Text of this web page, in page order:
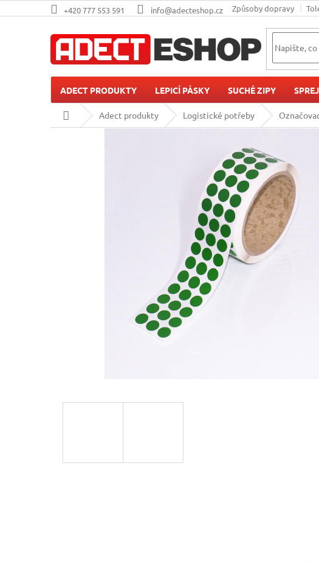
na
+420 777 553 591 info@adecteshop.cz Způsoby dopravy
ADECT PRODUKTY LEPICÍ PÁSKY SUCHÉ ZIPY
Domů Adect produkty Logistické potřeby